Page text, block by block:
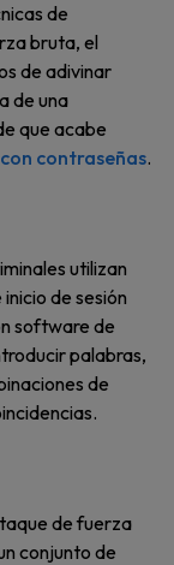
de
bruta, el
de adivinar
de una
que acabe
contraseñas.
utilizan
de sesión
software de
palabras,
de
de fuerza
conjunto de